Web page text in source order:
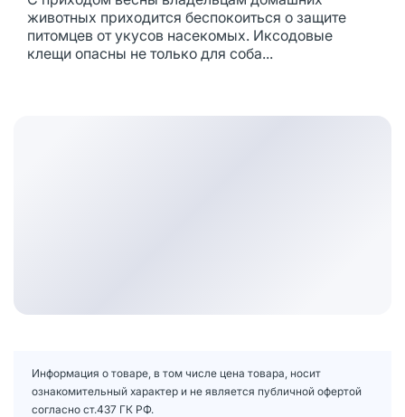
животных приходится беспокоиться о защите
питомцев от укусов насекомых. Иксодовые
клещи опасны не только для соба...
Информация о товаре, в том числе цена товара, носит
ознакомительный характер и не является публичной офертой
согласно ст.437 ГК РФ.